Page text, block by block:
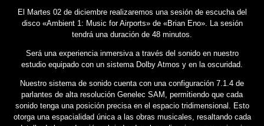
El Martes 02 de diciembre realizaremos una sesión de escucha del
disco «Ambient 1: Music for Airports» de «Brian Eno». La sesión
tendrá una duración de 48 minutos.
Será una experiencia inmersiva a través del sonido en nuestro
estudio equipado con un sistema Dolby Atmos y en la oscuridad.
Nuestro sistema de sonido cuenta con una configuración 7.1.4 de
parlantes de alta resolución Genelec SAM, permitiendo que cada
sonido tenga una posición precisa en el espacio tridimensional. Esto
otorga una espacialidad única a las obras musicales, resaltando cada